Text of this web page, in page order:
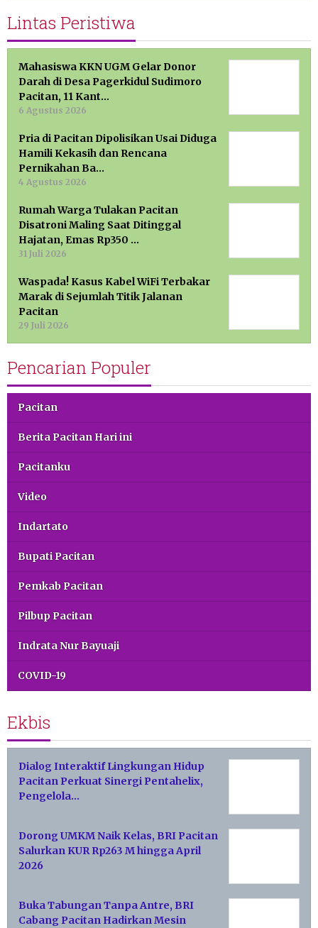
Lintas Peristiwa
Mahasiswa KKN UGM Gelar Donor
Darah di Desa Pagerkidul Sudimoro
Pacitan, 11 Kant…
6 Agustus 2026
Pria di Pacitan Dipolisikan Usai Diduga
Hamili Kekasih dan Rencana
Pernikahan Ba…
4 Agustus 2026
Rumah Warga Tulakan Pacitan
Disatroni Maling Saat Ditinggal
Hajatan, Emas Rp350 …
31 Juli 2026
Waspada! Kasus Kabel WiFi Terbakar
Marak di Sejumlah Titik Jalanan
Pacitan
29 Juli 2026
Pencarian Populer
Pacitan
Berita Pacitan Hari ini
Pacitanku
Video
Indartato
Bupati Pacitan
Pemkab Pacitan
Pilbup Pacitan
Indrata Nur Bayuaji
COVID-19
Ekbis
Dialog Interaktif Lingkungan Hidup
Pacitan Perkuat Sinergi Pentahelix,
Pengelola…
Dorong UMKM Naik Kelas, BRI Pacitan
Salurkan KUR Rp263 M hingga April
2026
Buka Tabungan Tanpa Antre, BRI
Cabang Pacitan Hadirkan Mesin